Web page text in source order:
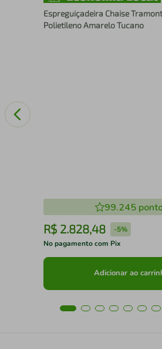
Espreguiçadeira Chaise
Polietileno Amarelo Tucano
99.245
R$ 2.828,48 -5%
No pagamento com Pix
Adicionar ao